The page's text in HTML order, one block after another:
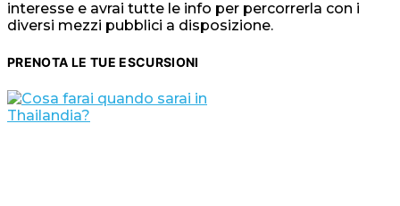
interesse e avrai tutte le info per percorrerla con i
diversi mezzi pubblici a disposizione.
PRENOTA LE TUE ESCURSIONI